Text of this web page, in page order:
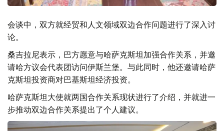
会谈中，双方就经贸和人文领域双边合作问题进行了深入讨
论。
桑吉拉尼表示，巴方愿意与哈萨克斯坦加强合作关系，并邀
请哈方议会代表团访问伊斯兰堡。与此同时，他还邀请哈萨
克斯坦投资商对巴基斯坦经济投资。
哈萨克斯坦大使就两国合作关系现状进行了介绍，并就进一
步推动双边合作关系提出了个人建议。